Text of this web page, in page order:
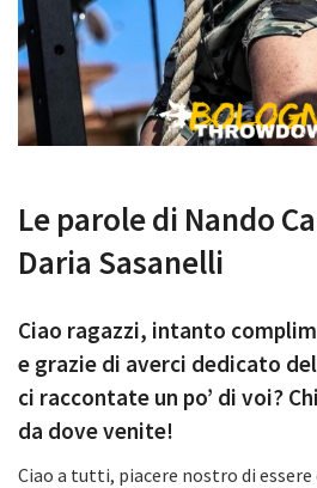
Le parole di Nando
Daria Sasanelli
Ciao ragazzi, intanto
e grazie di averci dedicato
ci raccontate un po’ di voi?
da dove venite!
Ciao a tutti, piacere nostro di essere